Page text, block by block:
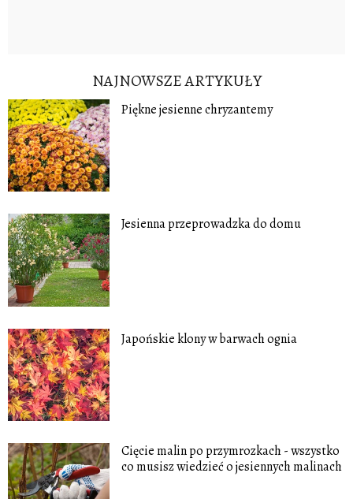
NAJNOWSZE ARTYKUŁY
Piękne jesienne chryzantemy
Jesienna przeprowadzka do domu
Japońskie klony w barwach ognia
Cięcie malin po przymrozkach - wszystko
co musisz wiedzieć o jesiennych malinach